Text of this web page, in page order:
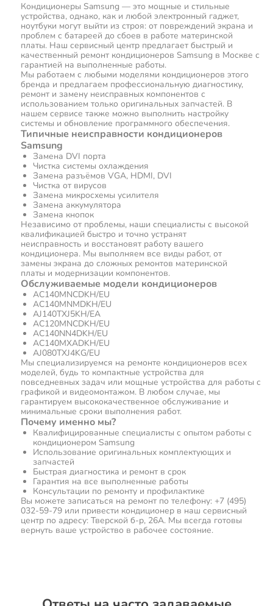
Кондиционеры Samsung — это мощные и стильные
устройства, однако, как и любой электронный гаджет,
ноутбуки могут выйти из строя: от повреждений экрана и
проблем с батареей до сбоев в работе материнской
платы. Наш сервисный центр предлагает быстрый и
качественный ремонт кондиционеров Samsung в Москве с
гарантией на выполненные работы.
Мы работаем с любыми моделями кондиционеров этого
бренда и предлагаем профессиональную диагностику,
ремонт и замену неисправных компонентов с
использованием только оригинальных запчастей. В
нашем сервисе также можно выполнить настройку
системы и обновление программного обеспечения.
Типичные неисправности кондиционеров
Samsung
Замена DVI порта
Чистка системы охлаждения
Замена разъёмов VGA, HDMI, DVI
Чистка от вирусов
Замена микросхемы усилителя
Замена аккумулятора
Замена кнопок
Независимо от проблемы, наши специалисты с высокой
квалификацией быстро и точно устранят
неисправность и восстановят работу вашего
кондиционера. Мы выполняем все виды работ, от
замены экрана до сложных ремонтов материнской
платы и модернизации компонентов.
Обслуживаемые модели кондиционеров
AC140MNCDKH/EU
AC140MNMDKH/EU
AJ140TXJ5KH/EA
AC120MNCDKH/EU
AC140NN4DKH/EU
AC140MXADKH/EU
AJ080TXJ4KG/EU
Мы специализируемся на ремонте кондиционеров всех
моделей, будь то компактные устройства для
повседневных задач или мощные устройства для работы с
графикой и видеомонтажом. В любом случае, мы
гарантируем высококачественное обслуживание и
минимальные сроки выполнения работ.
Почему именно мы?
Квалифицированные специалисты с опытом работы с
кондиционером Samsung
Использование оригинальных комплектующих и
запчастей
Быстрая диагностика и ремонт в срок
Гарантия на все выполненные работы
Консультации по ремонту и профилактике
Вы можете записаться на ремонт по телефону: +7 (495)
032-59-79 или привести кондиционер в наш сервисный
центр по адресу: Тверской б-р, 26А. Мы всегда готовы
вернуть ваше устройство в рабочее состояние.